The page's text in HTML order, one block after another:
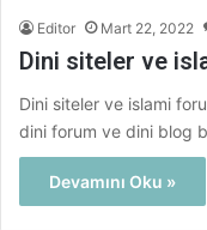
Editor Mart 22, 2022
Dini siteler ve
Dini siteler ve islami
dini forum ve dini blog
Devamını Oku »